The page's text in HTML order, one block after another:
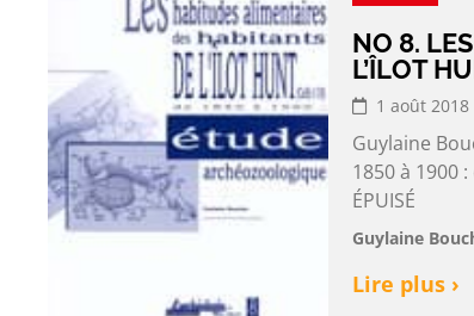
NO 8.
L’ÎLOT
1 août 2018
Guylaine
1850 à 1900
ÉPUISÉ
Guylaine
Lire plus ›